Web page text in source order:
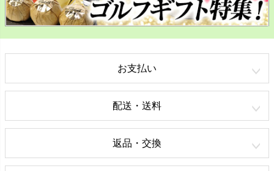
お支払い
配送・送料
返品・交換